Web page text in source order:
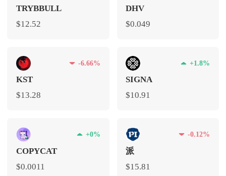
TRYBBULL
$12.52
DHV
$0.049
-6.66%
KST
$13.28
+1.8%
SIGNA
$10.91
+0%
COPYCAT
$0.0011
-0.12%
派
$15.81